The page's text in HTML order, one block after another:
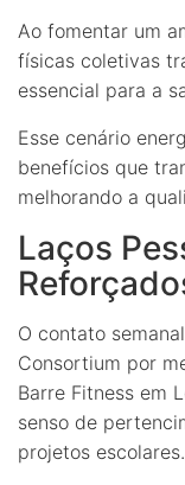
Ao fomentar um
físicas coletivas
essencial para a
Esse cenário
benefícios que
melhorando a
Laços
O contato
Consortium por
Barre Fitness em
senso de
projetos escolares.